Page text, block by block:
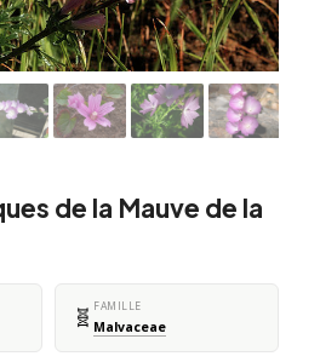
de la Mauve de la
🧬 FAMILLE
Malvaceae